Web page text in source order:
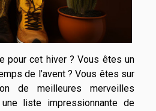
pour cet hiver ? Vous êtes un
de l’avent ? Vous êtes sur
de meilleures merveilles
liste impressionnante de